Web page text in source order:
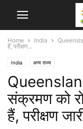
Home India
हैं, परीक्षण...
India अन्य राज्य
संक्रमण को
हैं, परीक्षण